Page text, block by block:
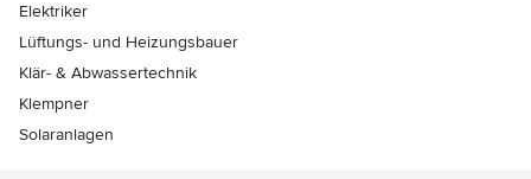
Elektriker
Lüftungs- und Heizungsbauer
Klär- & Abwassertechnik
Klempner
Solaranlagen